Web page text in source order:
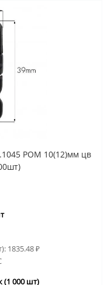
РОМ 10(12)мм цв
1835.48₽
(1 000 шт)